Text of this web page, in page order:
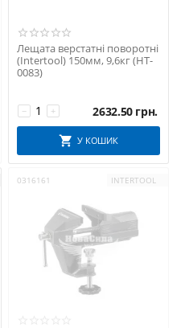
Лещата верстатні поворотні
(Intertool) 150мм, 9,6кг (HT-
0083)
+
− 2632.50 грн.
У КОШИК
0316161 INTERTOOL